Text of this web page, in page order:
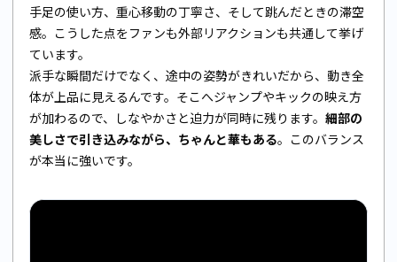
手足の使い方、重心移動の丁寧さ、そして跳んだときの滞空
感。こうした点をファンも外部リアクションも共通して挙げ
ています。
派手な瞬間だけでなく、途中の姿勢がきれいだから、動き全
体が上品に見えるんです。そこへジャンプやキックの映え方
が加わるので、しなやかさと迫力が同時に残ります。 細部の
美しさで引き込みながら、ちゃんと華もある。このバランス
が本当に強いです。